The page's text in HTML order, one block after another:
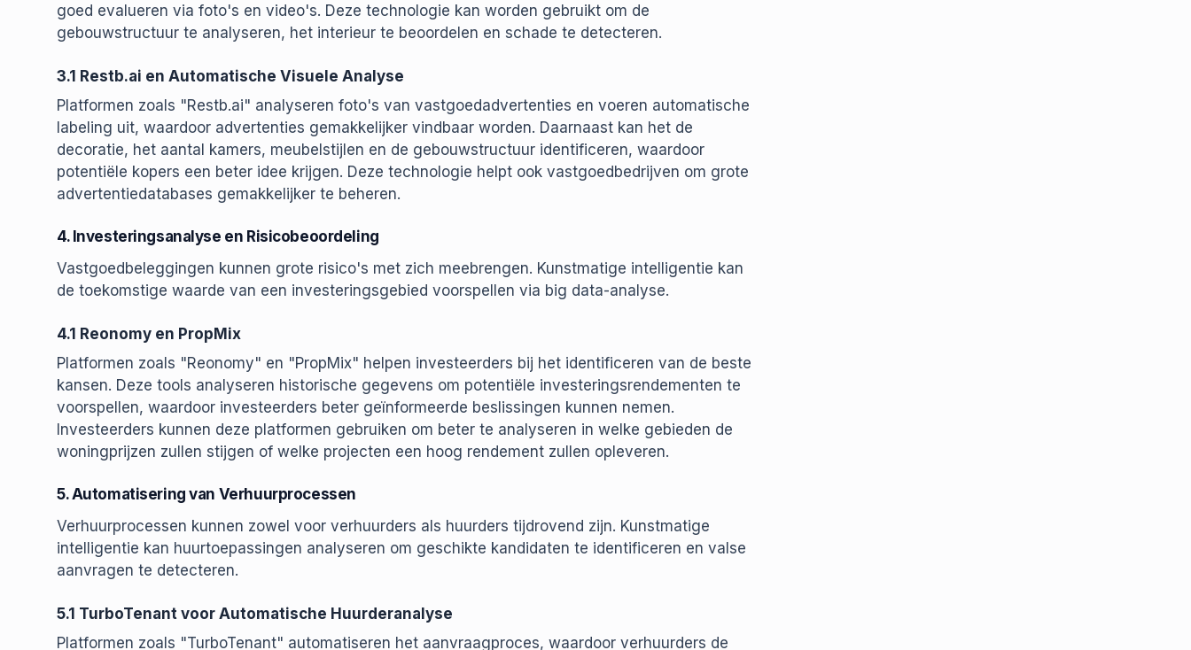
goed evalueren via foto's en video's. Deze technologie kan worden gebruikt om de
gebouwstructuur te analyseren, het interieur te beoordelen en schade te detecteren.
3.1 Restb.ai en Automatische Visuele Analyse
Platformen zoals "Restb.ai" analyseren foto's van vastgoedadvertenties en voeren automatische
labeling uit, waardoor advertenties gemakkelijker vindbaar worden. Daarnaast kan het de
decoratie, het aantal kamers, meubelstijlen en de gebouwstructuur identificeren, waardoor
potentiële kopers een beter idee krijgen. Deze technologie helpt ook vastgoedbedrijven om grote
advertentiedatabases gemakkelijker te beheren.
4. Investeringsanalyse en Risicobeoordeling
Vastgoedbeleggingen kunnen grote risico's met zich meebrengen. Kunstmatige intelligentie kan
de toekomstige waarde van een investeringsgebied voorspellen via big data-analyse.
4.1 Reonomy en PropMix
Platformen zoals "Reonomy" en "PropMix" helpen investeerders bij het identificeren van de beste
kansen. Deze tools analyseren historische gegevens om potentiële investeringsrendementen te
voorspellen, waardoor investeerders beter geïnformeerde beslissingen kunnen nemen.
Investeerders kunnen deze platformen gebruiken om beter te analyseren in welke gebieden de
woningprijzen zullen stijgen of welke projecten een hoog rendement zullen opleveren.
5. Automatisering van Verhuurprocessen
Verhuurprocessen kunnen zowel voor verhuurders als huurders tijdrovend zijn. Kunstmatige
intelligentie kan huurtoepassingen analyseren om geschikte kandidaten te identificeren en valse
aanvragen te detecteren.
5.1 TurboTenant voor Automatische Huurderanalyse
Platformen zoals "TurboTenant" automatiseren het aanvraagproces, waardoor verhuurders de